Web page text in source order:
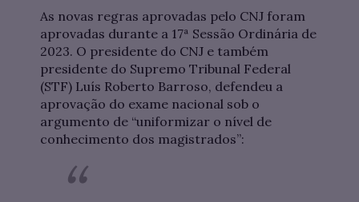
As novas regras aprovadas pelo CNJ foram
aprovadas durante a 17ª Sessão Ordinária de
2023. O presidente do CNJ e também
presidente do Supremo Tribunal Federal
(STF) Luís Roberto Barroso, defendeu a
aprovação do exame nacional sob o
argumento de “uniformizar o nível de
conhecimento dos magistrados”: